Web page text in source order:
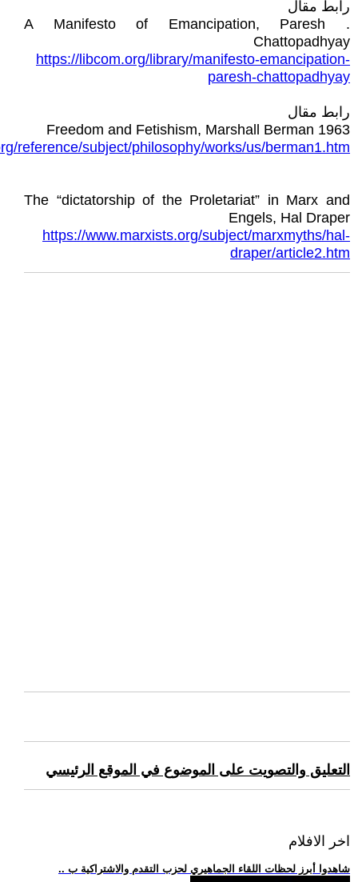
رابط مقال
. A Manifesto of Emancipation, Paresh
Chattopadhyay
https://libcom.org/library/manifesto-emancipation-
paresh-chattopadhyay
رابط مقال
Freedom and Fetishism, Marshall Berman 1963
reference/subject/philosophy/works/us/berman1.htm
The “dictatorship of the Proletariat” in Marx and
Engels, Hal Draper
https://www.marxists.org/subject/marxmyths/hal-
draper/article2.htm
التعليق والتصويت على الموضوع في الموقع الرئيسي
اخر الافلام
.. شاهدوا أبرز لحظات اللقاء الجماهيري لحزب التقدم والاشتراكية ب